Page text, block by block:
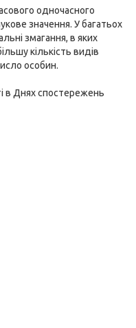
одночасного
значення. У багатьох
змагання, в яких
кількість видів
особин.
в Днях спостережень